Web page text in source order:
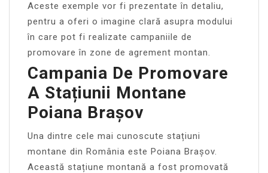
Aceste exemple vor fi prezentate în detaliu,
pentru a oferi o imagine clară asupra modului
în care pot fi realizate campaniile de
promovare în zone de agrement montan.
Campania De Promovare
A Stațiunii Montane
Poiana Brașov
Una dintre cele mai cunoscute stațiuni
montane din România este Poiana Brașov.
Această stațiune montană a fost promovată